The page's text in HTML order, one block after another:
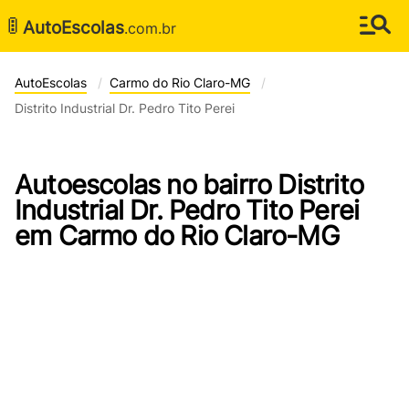
🚦 AutoEscolas.com.br
AutoEscolas
Carmo do Rio Claro-MG
Distrito Industrial Dr. Pedro Tito Perei
Autoescolas no bairro Distrito
Industrial Dr. Pedro Tito Perei
em Carmo do Rio Claro-MG